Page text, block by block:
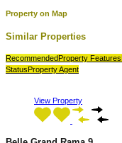
Property on Map
Similar Properties
Recommended Property Features
Status Property Agent
View Property